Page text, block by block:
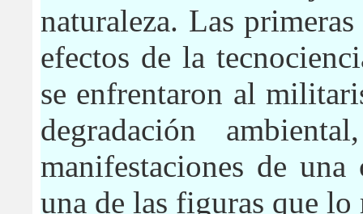
naturaleza. Las
efectos de la
se enfrentaron al
degradación
manifestaciones de
una de las figuras que lo